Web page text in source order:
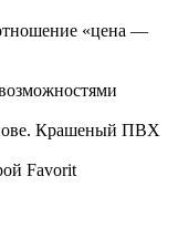
«цена —
Крашеный ПВХ
Favorit